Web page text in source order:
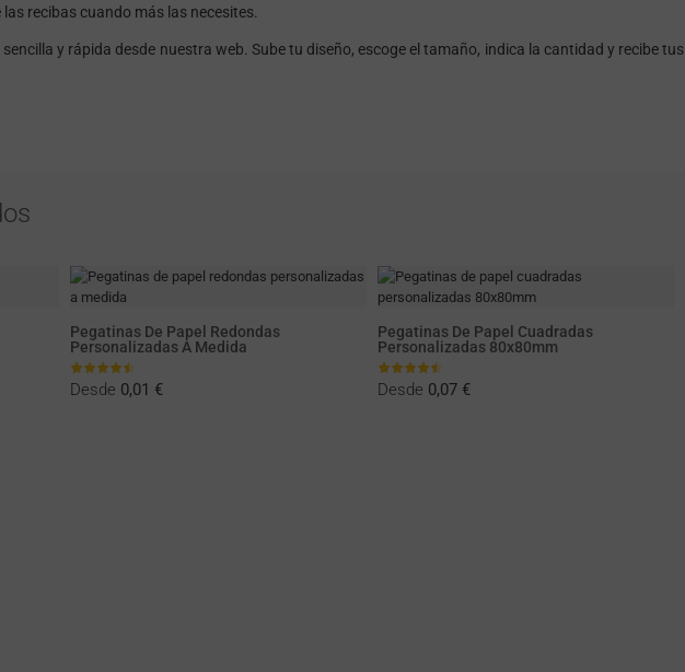
las recibas cuando más las necesites.
y rápida desde nuestra web. Sube tu diseño, escoge el tamaño, indica la cantidad y recibe tus
Pegatinas De Papel Redondas
Personalizadas A Medida
Desde 0,01 €
Pegatinas De Papel Cuadradas
Personalizadas 80x80mm
Desde 0,07 €